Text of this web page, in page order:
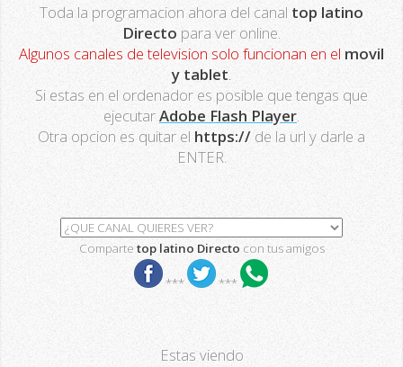
Toda la programacion ahora del canal top latino
Directo para ver online.
Algunos canales de television solo funcionan en el movil
y tablet.
Si estas en el ordenador es posible que tengas que
ejecutarAdobe Flash Player.
Otra opcion es quitar el https:// de la url y darle a
ENTER.
Comparte top latino Directo con tus amigos
*** ***
Estas viendo